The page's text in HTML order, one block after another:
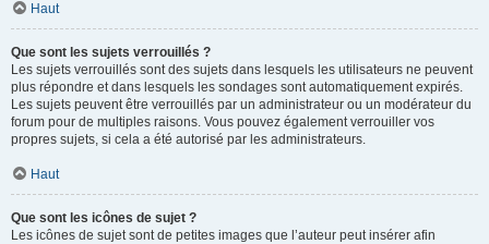
Haut
Que sont les sujets verrouillés ?
Les sujets verrouillés sont des sujets dans lesquels les utilisateurs ne peuvent
plus répondre et dans lesquels les sondages sont automatiquement expirés.
Les sujets peuvent être verrouillés par un administrateur ou un modérateur du
forum pour de multiples raisons. Vous pouvez également verrouiller vos
propres sujets, si cela a été autorisé par les administrateurs.
Haut
Que sont les icônes de sujet ?
Les icônes de sujet sont de petites images que l’auteur peut insérer afin